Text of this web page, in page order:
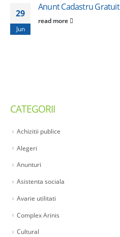
29
Jun
Anunt Cadastru Gratuit
read more
CATEGORII
Achizitii publice
Alegeri
Anunturi
Asistenta sociala
Avarie utilitati
Complex Arinis
Cultural